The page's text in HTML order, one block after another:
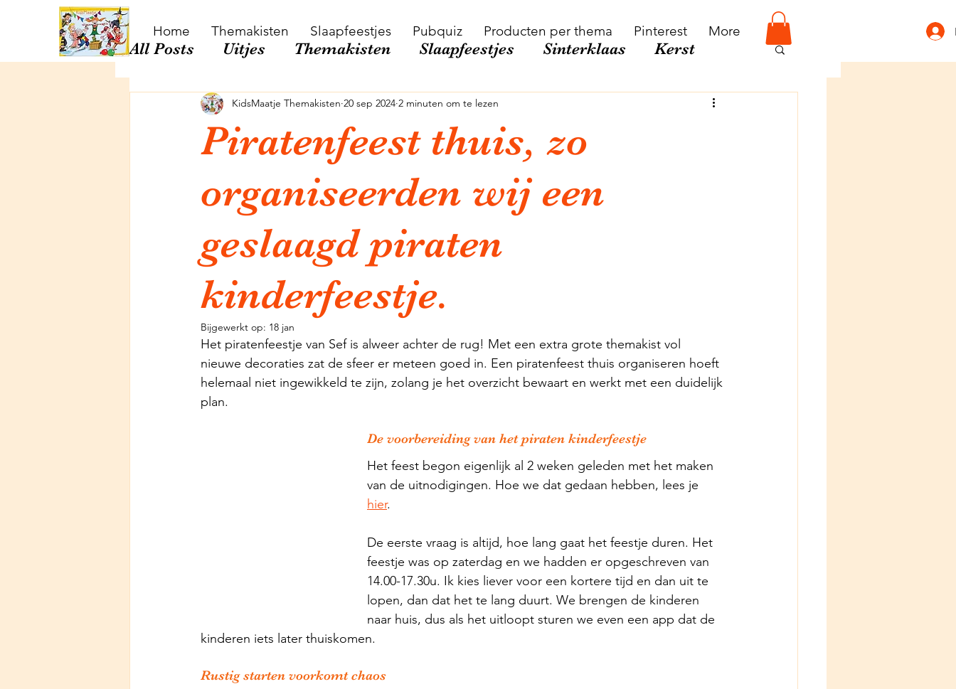
Home Themakisten Slaapfeestjes Pubquiz Producten per thema Pinterest More
All Posts Uitjes Themakisten Slaapfeestjes Sinterklaas Kerst
Wetenschapsfeest Kinderfeestje DIY
modellenfeest
Piratenfeest thuis, zo
organiseerden wij een
geslaagd piraten
kinderfeestje.
KidsMaatje Themakisten 20 sep 2024 2 minuten om te lezen
Bijgewerkt op: 18 jan
Het piratenfeestje van Sef is alweer achter de rug! Met een extra grote themakist vol
nieuwe decoraties zat de sfeer er meteen goed in. Een piratenfeest thuis organiseren hoeft
helemaal niet ingewikkeld te zijn, zolang je het overzicht bewaart en werkt met een duidelijk
plan.
De voorbereiding van het piraten kinderfeestje
Het feest begon eigenlijk al 2 weken geleden met het maken
van de uitnodigingen. Hoe we dat gedaan hebben, lees je
hier.
De eerste vraag is altijd, hoe lang gaat het feestje duren. Het
feestje was op zaterdag en we hadden er opgeschreven van
14.00-17.30u. Ik kies liever voor een kortere tijd en dan uit te
lopen, dan dat het te lang duurt. We brengen de kinderen
naar huis, dus als het uitloopt sturen we even een app dat de
kinderen iets later thuiskomen.
Rustig starten voorkomt chaos